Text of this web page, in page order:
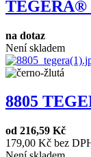
TEGERA®
na dotaz
Není skladem
8805
od 216,59 Kč
179,00 Kč bez